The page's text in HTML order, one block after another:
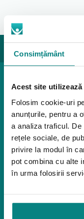
Consimțământ
Acest site
Folosim cookie-uri
anunțurile, pentru a
a analiza traficul.
rețele sociale, de
privire la modul în
pot combina cu alte
în urma folosirii
*Spătar reglabil
*Lațimea scaunului
73
*Sprijin pentru
Ajustabile
*Suport pentru
Ajustabil
Metal
Produse pediatrice
Reabilitare
Pozitionare
Igiena
Mostre
Mediu de
Dispozitive pentru
Rampe pentru
Închiriere
Închiriere rampe